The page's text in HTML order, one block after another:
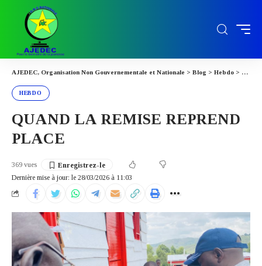
AJEDEC, Organisation Non Gouvernementale et Nationale > Blog > Hebdo >
HEBDO
QUAND LA REMISE REPREND
PLACE
Dernière mise à jour: le 28/03/2026 à 11:03
369 vues